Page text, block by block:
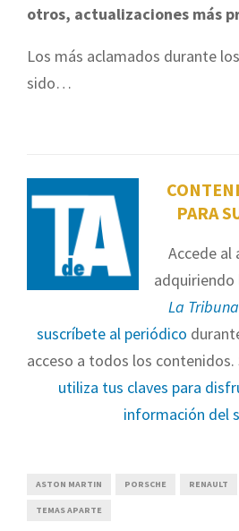
otros, actualizaciones más
Los más aclamados durante
sido…
PARA
Accede
adquiriendo
La
suscríbete al periódico
acceso a todos los contenidos.
utiliza tus claves para
información del
ASTON MARTIN PORSCHE RENAULT
TEMAS APARTE